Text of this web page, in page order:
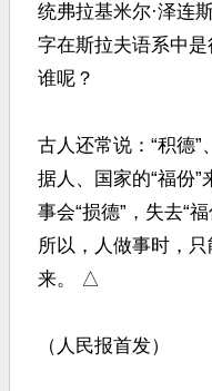
统弗拉基米尔·泽连
字在斯拉夫语系中
谁呢？
古人还常说：“积德”
据人、国家的“福份”
事会“损德”，失去“
所以，人做事时，
来。 △
（人民报首发）